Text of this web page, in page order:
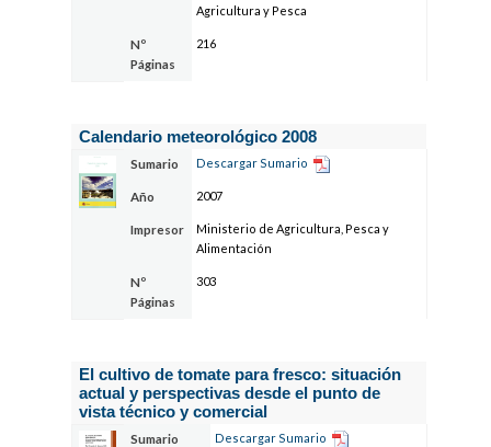
Agricultura y Pesca
Nº
Páginas
216
Calendario meteorológico 2008
Sumario Descargar Sumario
Año 2007
Impresor
Ministerio de Agricultura, Pesca y
Alimentación
Nº
Páginas
303
El cultivo de tomate para fresco: situación
actual y perspectivas desde el punto de
vista técnico y comercial
Sumario Descargar Sumario